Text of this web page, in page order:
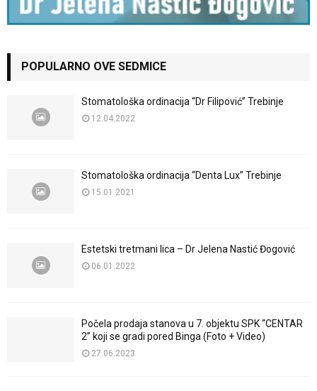
POPULARNO OVE SEDMICE
Stomatološka ordinacija “Dr Filipović” Trebinje
12.04.2022
Stomatološka ordinacija “Denta Lux” Trebinje
15.01.2021
Estetski tretmani lica – Dr Jelena Nastić Đogović
06.01.2022
Počela prodaja stanova u 7. objektu SPK “CENTAR
2” koji se gradi pored Binga (Foto + Video)
27.06.2023